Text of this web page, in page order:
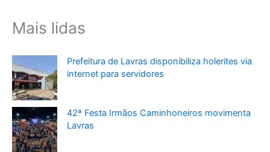
Mais lidas
Prefeitura de Lavras disponibiliza holerites via
internet para servidores
42ª Festa Irmãos Caminhoneiros movimenta
Lavras